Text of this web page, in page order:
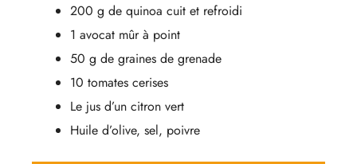
200 g de quinoa cuit et refroidi
1 avocat mûr à point
50 g de graines de grenade
10 tomates cerises
Le jus d’un citron vert
Huile d’olive, sel, poivre